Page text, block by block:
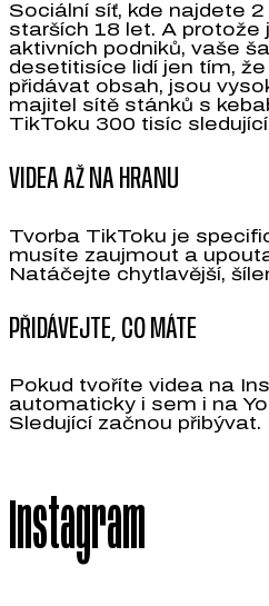
Sociální síť, kde najdete
starších 18 let. A protože
aktivních podniků, vaše
desetitisíce lidí jen tím,
přidávat obsah, jsou
majitel sítě stánků s
TikToku 300 tisíc
VIDEA AŽ NA HRANU
Tvorba TikToku je
musíte zaujmout a
Natáčejte chytlavější,
PŘIDÁVEJTE, CO MÁTE
Pokud tvoříte videa na
automaticky i sem i na
Sledující začnou přibývat.
Instagram